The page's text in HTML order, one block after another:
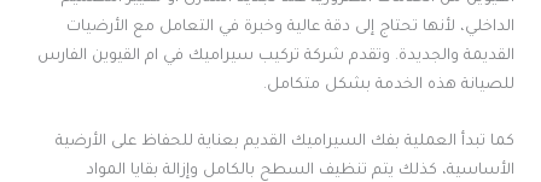
الداخلي، لأنها تحتاج إلى دقة عالية وخبرة في التعامل مع الأرضيات
القديمة والجديدة. وتقدم شركة تركيب سيراميك في ام القيوين الفارس
للصيانة هذه الخدمة بشكل متكامل.
كما تبدأ العملية بفك السيراميك القديم بعناية للحفاظ على الأرضية
الأساسية، كذلك يتم تنظيف السطح بالكامل وإزالة بقايا المواد